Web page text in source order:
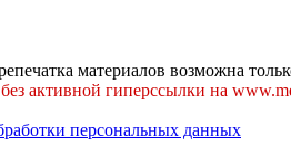
материалов возможна
активной гиперссылки на
персональных данных